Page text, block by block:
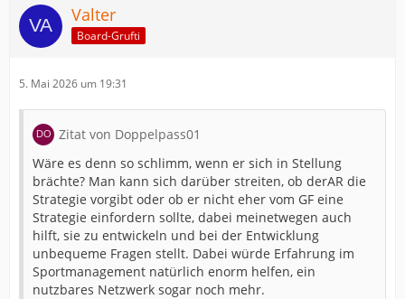
Valter
Board-Grufti
5. Mai 2026 um 19:31
Zitat von Doppelpass01
Wäre es denn so schlimm, wenn er sich in Stellung
brächte? Man kann sich darüber streiten, ob derAR die
Strategie vorgibt oder ob er nicht eher vom GF eine
Strategie einfordern sollte, dabei meinetwegen auch
hilft, sie zu entwickeln und bei der Entwicklung
unbequeme Fragen stellt. Dabei würde Erfahrung im
Sportmanagement natürlich enorm helfen, ein
nutzbares Netzwerk sogar noch mehr.